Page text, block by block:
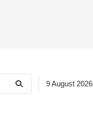
9 August 2026